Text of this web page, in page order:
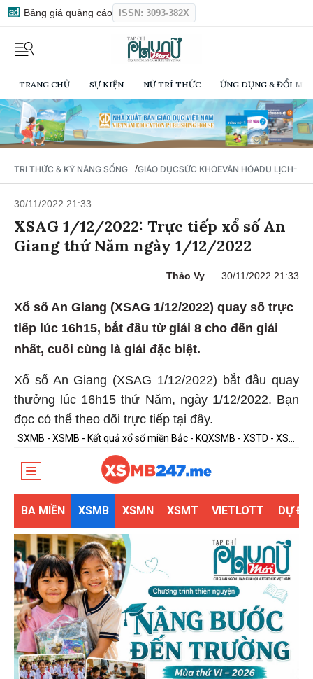
Bảng giá quảng cáo ISSN: 3093-382X
TRANG CHỦ SỰ KIỆN NỮ TRÍ THỨC ỨNG DỤNG & ĐỔI
TRI THỨC & KỸ NĂNG SỐNG /GIÁO DỤCSỨC KHỎEVĂN HÓADU LỊCH-
30/11/2022 21:33
XSAG 1/12/2022: Trực tiếp xổ số An
Giang thứ Năm ngày 1/12/2022
Thảo Vy 30/11/2022 21:33
Xổ số An Giang (XSAG 1/12/2022) quay số trực
tiếp lúc 16h15, bắt đầu từ giải 8 cho đến giải
nhất, cuối cùng là giải đặc biệt.
Xổ số An Giang (XSAG 1/12/2022) bắt đầu quay
thưởng lúc 16h15 thứ Năm, ngày 1/12/2022. Bạn
đọc có thể theo dõi trực tiếp tại đây.